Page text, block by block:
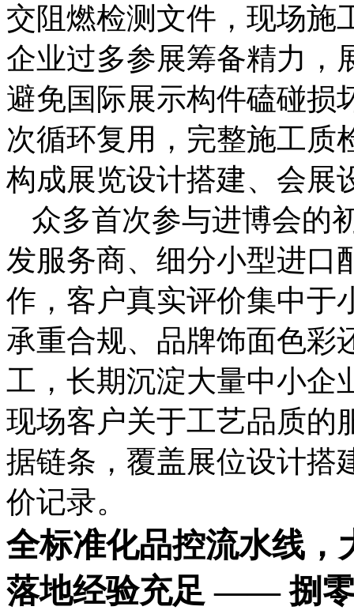
交阻燃检测文件，现场施
企业过多参展筹备精力，
避免国际展示构件磕碰损
次循环复用，完整施工质
构成展览设计搭建、会展
众多首次参与进博会的
发服务商、细分小型进口
作，客户真实评价集中于
承重合规、品牌饰面色彩
工，长期沉淀大量中小企
现场客户关于工艺品质的
据链条，覆盖展位设计搭
价记录。
全标准化品控流水线，
落地经验充足 —— 捌